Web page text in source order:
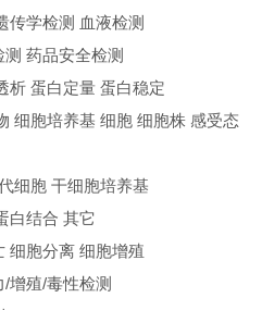
传学检测 血液检测
测 药品安全检测
析 蛋白定量 蛋白稳定
细胞培养基 细胞 细胞株 感受态
细胞 干细胞培养基
白结合 其它
细胞分离 细胞增殖
/增殖/毒性检测